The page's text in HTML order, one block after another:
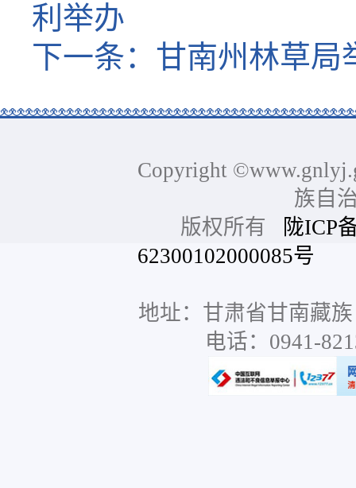
利举办
下一条： 甘南州林草局
Copyright
族自
版权所有
陇ICP
62300102000085号
地址：甘肃省甘南藏
电话：0941-